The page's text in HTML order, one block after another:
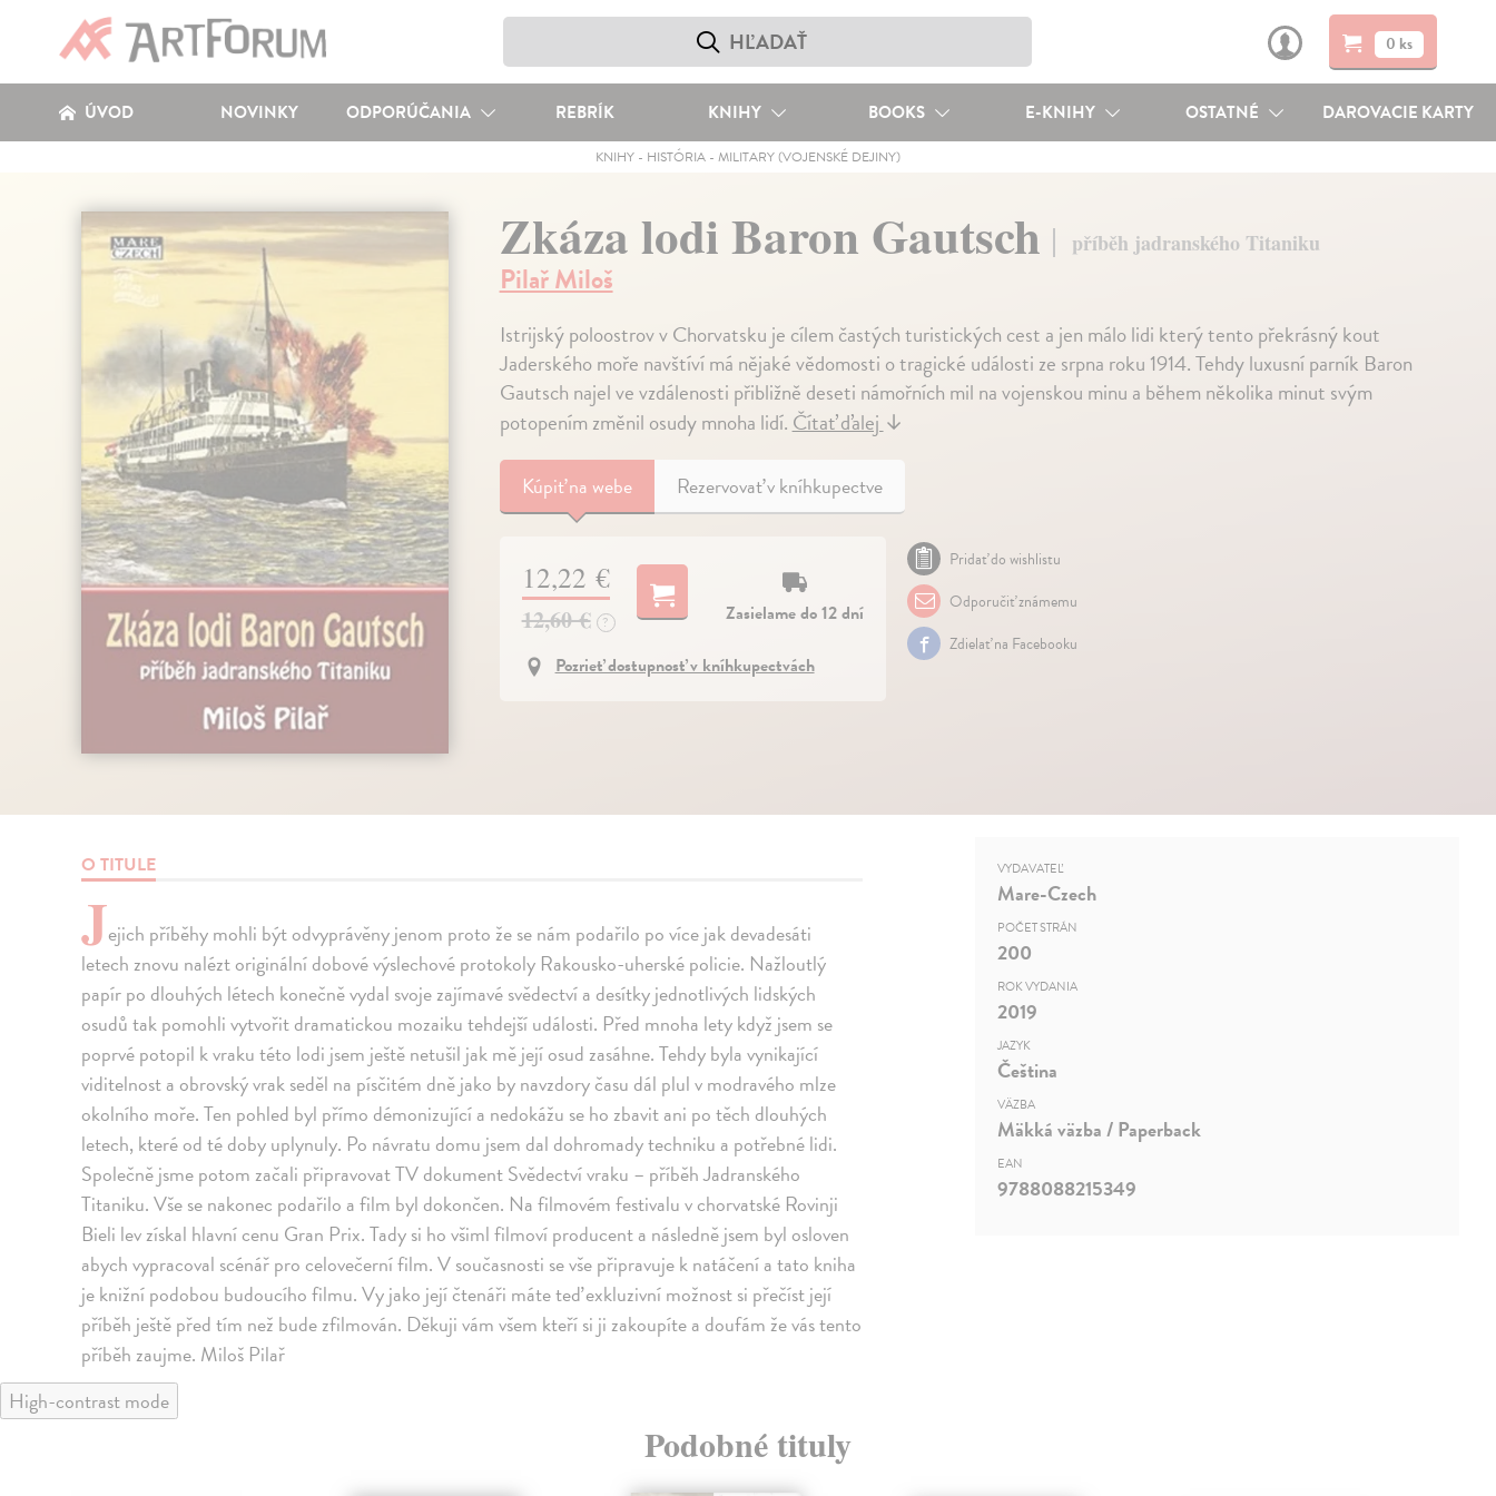
0 ks
ÚVOD NOVINKY ODPORÚČANIA REBRÍK KNIHY BOOKS E-KNIHY OSTATNÉ DAROVACIE KARTY
KNIHY- HISTÓRIA- MILITARY (VOJENSKÉ DEJINY)
Zkáza lodi Baron Gautsch příběh jadranského Titaniku
Pilař Miloš
Istrijský poloostrov v Chorvatsku je cílem častých turistických cest a jen málo lidi který tento překrásný kout
Jaderského moře navštíví má nějaké vědomosti o tragické události ze srpna roku 1914. Tehdy luxusní parník Baron
Gautsch najel ve vzdálenosti přibližně deseti námořních mil na vojenskou minu a během několika minut svým
potopením změnil osudy mnoha lidí.Čítať ďalej↓
Kúpiťna webe Rezervovať v kníhkupectve
12,22 €
12,60 € ?
Zasielame do 12 dní
Pozrieť dostupnosť v kníhkupectvách
Pridať do wishlistu
Odporučiť známemu
Zdielať na Facebooku
O TITULE
Jejich příběhy mohli být odvyprávěny jenom proto že se nám podařilo po více jak devadesáti
letech znovu nalézt originální dobové výslechové protokoly Rakousko-uherské policie. Nažloutlý
papír po dlouhých létech konečně vydal svoje zajímavé svědectví a desítky jednotlivých lidských
osudů tak pomohli vytvořit dramatickou mozaiku tehdejší události. Před mnoha lety když jsem se
poprvé potopil k vraku této lodi jsem ještě netušil jak mě její osud zasáhne. Tehdy byla vynikající
viditelnost a obrovský vrak seděl na písčitém dně jako by navzdory času dál plul v modravého mlze
okolního moře. Ten pohled byl přímo démonizující a nedokážu se ho zbavit ani po těch dlouhých
letech, které od té doby uplynuly. Po návratu domu jsem dal dohromady techniku a potřebné lidi.
Společně jsme potom začali připravovat TV dokument Svědectví vraku – příběh Jadranského
Titaniku. Vše se nakonec podařilo a film byl dokončen. Na filmovém festivalu v chorvatské Rovinji
Bieli lev získal hlavní cenu Gran Prix. Tady si ho všiml filmoví producent a následně jsem byl osloven
abych vypracoval scénář pro celovečerní film. V současnosti se vše připravuje k natáčení a tato kniha
je knižní podobou budoucího filmu. Vy jako její čtenáři máte teď exkluzivní možnost si přečíst její
příběh ještě před tím než bude zfilmován. Děkuji vám všem kteří si ji zakoupíte a doufám že vás tento
příběh zaujme. Miloš Pilař
VYDAVATEĽ
Mare-Czech
POČET STRÁN
200
ROK VYDANIA
2019
JAZYK
Čeština
VÄZBA
Mäkká väzba / Paperback
EAN
9788088215349
High-contrast mode
Podobné tituly